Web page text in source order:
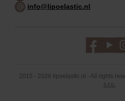
info@lipoelastic.nl
2015 - 2026 lipoelastic.nl - All rights
s.r.o.